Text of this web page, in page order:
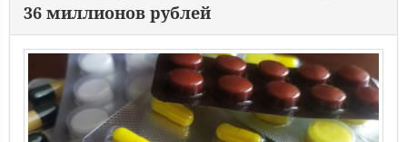
36 миллионов рублей